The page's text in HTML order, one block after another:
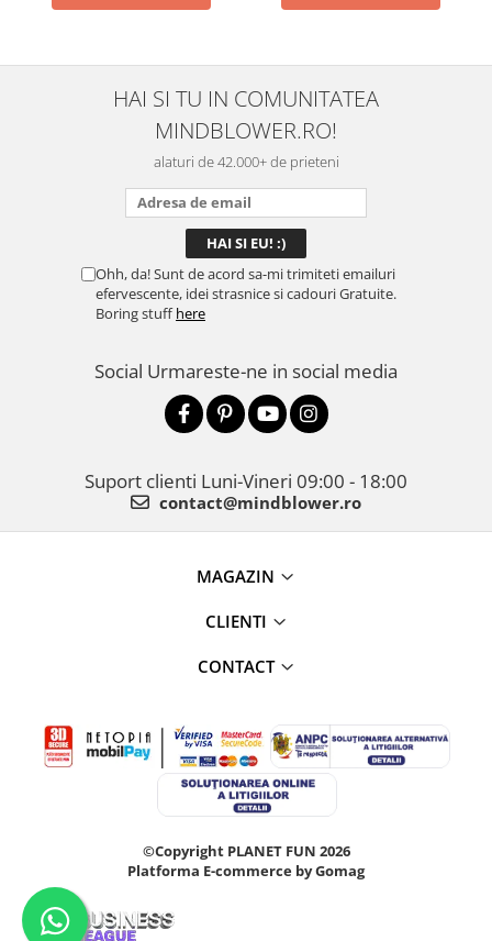
HAI SI TU IN COMUNITATEA
MINDBLOWER.RO!
alaturi de 42.000+ de prieteni
Ohh, da! Sunt de acord sa-mi trimiteti emailuri
efervescente, idei strasnice si cadouri Gratuite.
Boring stuffhere
Social Urmareste-ne in social media
Suport clienti Luni-Vineri 09:00 - 18:00
contact@mindblower.ro
MAGAZIN
CLIENTI
CONTACT
©Copyright PLANET FUN 2026
Platforma E-commerce by Gomag